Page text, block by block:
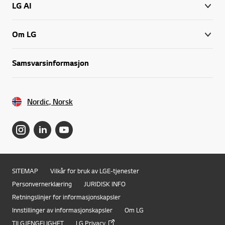
LG AI
Om LG
Samsvarsinformasjon
Nordic, Norsk
SITEMAP
Vilkår for bruk av LGE-tjenester
Personvernerklæring
JURIDISK INFO
Retningslinjer for informasjonskapsler
Innstillinger av informasjonskapsler
Om LG
TILGJENGELIGHET
LG Privacy